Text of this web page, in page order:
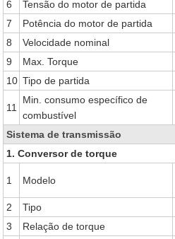
6 Tensão do motor de partida
7
Potência do motor de partida
8
Velocidade nominal
9
Max. Torque
10 Tipo de partida
11
Min. consumo específico de
combustível
Sistema de transmissão
1. Conversor de torque
1 Modelo
2
Tipo
3
Relação de torque